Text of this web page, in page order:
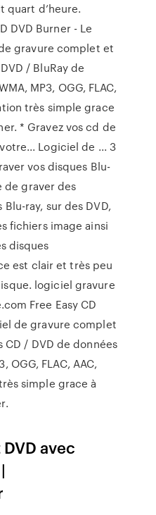
quart d’heure.
DVD Burner - Le
gravure complet et
/ BluRay de
MP3, OGG, FLAC,
très simple grace
* Gravez vos cd de
Logiciel de ... 3
vos disques Blu-
de graver des
ray, sur des DVD,
fichiers image ainsi
disques
est clair et très peu
logiciel gravure
Free Easy CD
de gravure complet
/ DVD de données
OGG, FLAC, AAC,
simple grace à
avec